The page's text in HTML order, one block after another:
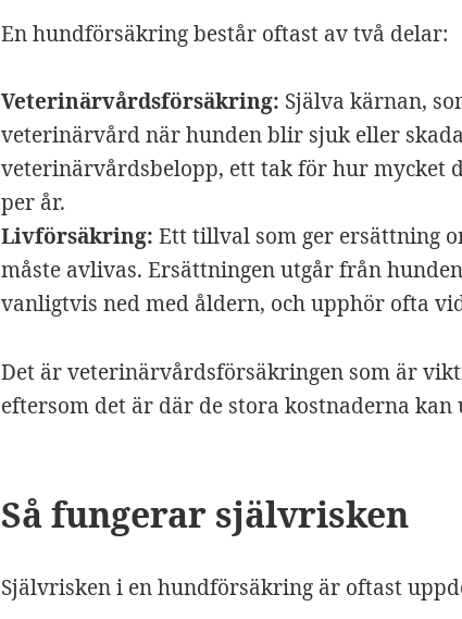
En hundförsäkring består oftast av två delar:
Veterinärvårdsförsäkring: Själva kärnan,
veterinärvård när hunden blir sjuk eller
veterinärvårdsbelopp, ett tak för hur mycket
per år.
Livförsäkring: Ett tillval som ger ersättning
måste avlivas. Ersättningen utgår från
vanligtvis ned med åldern, och upphör ofta
Det är veterinärvårdsförsäkringen som är
eftersom det är där de stora kostnaderna kan
Så fungerar självrisken
Självrisken i en hundförsäkring är oftast